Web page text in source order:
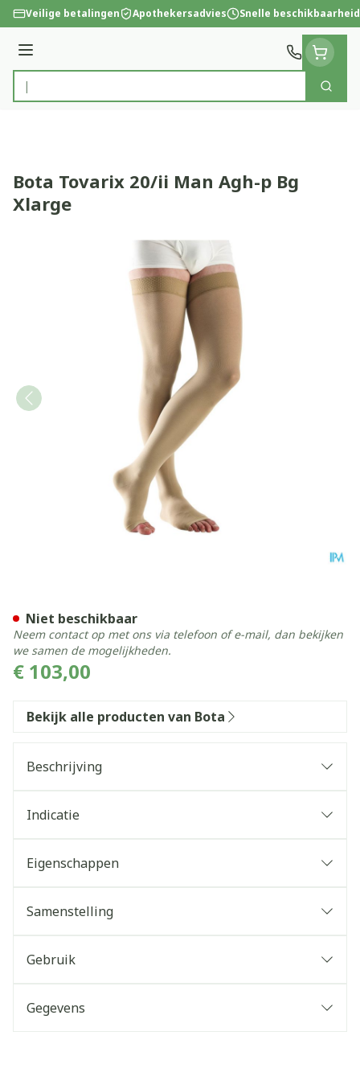
Ga naar de inhoud
Veilige betalingen Apothekersadvies Snelle beschikbaarheid
Menu
Product, merk, categorie...
Zoek
Bota Tovarix 20/ii Man Agh-p Bg
Xlarge
€ 103,00
Niet beschikbaar
Neem contact op met ons via telefoon of e-mail, dan bekijken
we samen de mogelijkheden.
Bekijk alle producten van Bota
Beschrijving
Indicatie
Eigenschappen
Samenstelling
Gebruik
Gegevens